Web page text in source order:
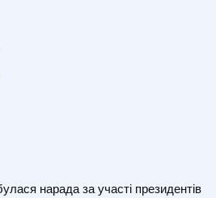
нарада за участі президентів